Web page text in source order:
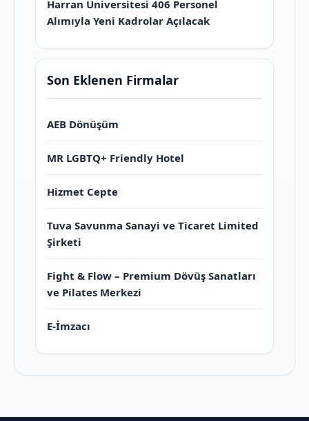
Harran Üniversitesi 406 Personel
Alımıyla Yeni Kadrolar Açılacak
Son Eklenen Firmalar
AEB Dönüşüm
MR LGBTQ+ Friendly Hotel
Hizmet Cepte
Tuva Savunma Sanayi ve Ticaret Limited
Şirketi
Fight & Flow – Premium Dövüş Sanatları
ve Pilates Merkezi
E-İmzacı